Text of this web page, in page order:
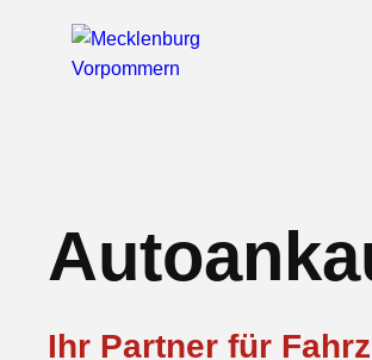
Ihr Partner für